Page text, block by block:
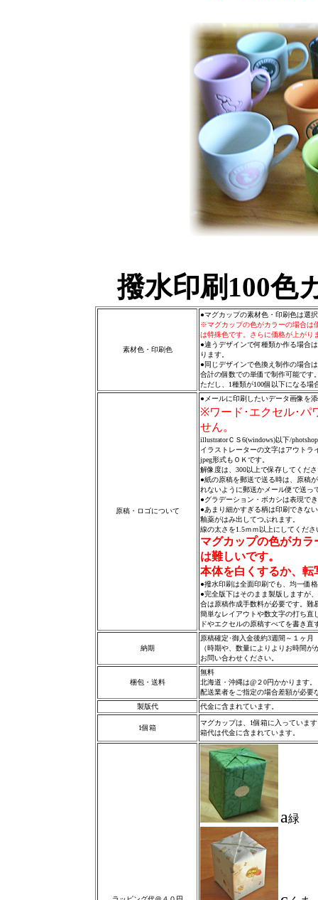
撥水印刷100色
素材色・印刷色
●マグカップの素材色・印刷色は選
※マグカップの色がカラーの場合は
は特殊色です。さらに価格が上がり
●違うデザインで何種類か作る場合
ります。
●同じデザインで色換え制作の場合
合計の個数での単価で制作可能です
ただし、1種類が100個以下になる場
原稿・ロゴについて
●メールに印刷したいデータ画像を
※ワード･エクセル･パ
せん。
illustratorＣＳ6(windows)以下/
イラストレーターの文字はアウトラ
jpeg形式もＯＫです。
解像度は、300以上で保存してくだ
●紙の原稿を郵送で送る時は、原稿
れないように郵送かメール便で送っ
●グラデーション・ボカシは表現で
●あまり細かすぎる柄は印刷できな
釉薬がはみ出してつぶれます。
線の太さを1.5ｍｍ以上にしてくださ
マグカップの色がカ
は難しいです。
本体を白くするか、
●撥水印刷は全面印刷でも、均一価
●完全版下はそのまま製版しますが
合は原稿作成手数料が必要です。難
簡単なレイアウトや数文字の打ち直
ドやエクセルの原稿すべてを書き
納期
原稿確定･御入金後約3週間～１ヶ月
（時期や、数量によりよりお時間
お問い合わせください。
梱包・送料
無料
北海道・沖縄は@２0円かかります。
配送業者をご指定の場合差額が必要
製版代
代金に含まれています。
1個箱
マグカップは、1個箱に入っていま
箱代は代金に含まれています。
a緑